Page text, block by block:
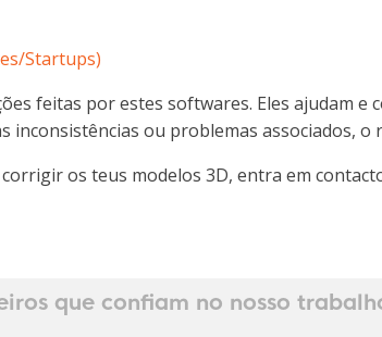
Startups)
feitas por estes softwares. Eles ajudam
ou problemas associados,
os teus modelos 3D, entra em
que confiam no nosso